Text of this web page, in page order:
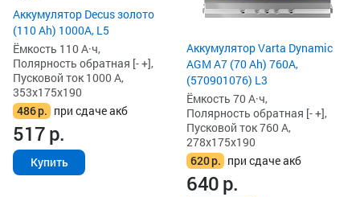
Аккумулятор Decus золото
(110 Ah) 1000A, L5
Ёмкость 110 А·ч,
Полярность обратная [- +],
Пусковой ток 1000 А,
353x175x190
486р. при сдаче акб
517р.
Купить
Аккумулятор Varta Dynamic
AGM A7 (70 Ah) 760A,
(570901076) L3
Ёмкость 70 А·ч,
Полярность обратная [- +],
Пусковой ток 760 А,
278x175x190
620р. при сдаче акб
640р.